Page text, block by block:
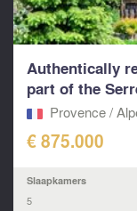
Authentically
part of the
Provence /
€ 875.000
Slaapkamers
5